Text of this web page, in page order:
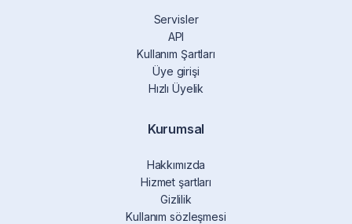
Servisler
API
Kullanım Şartları
Üye girişi
Hızlı Üyelik
Kurumsal
Hakkımızda
Hizmet şartları
Gizlilik
Kullanım sözleşmesi